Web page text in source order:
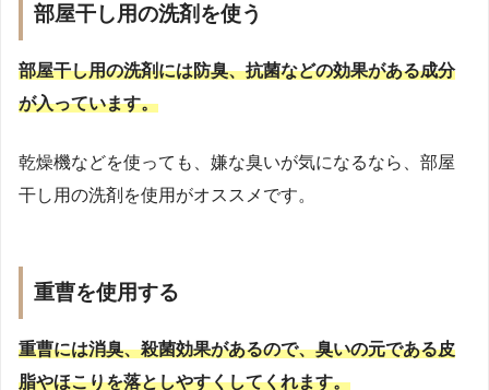
部屋干し用の洗剤を使う
部屋干し用の洗剤には防臭、抗菌などの効果がある成分
が入っています。
乾燥機などを使っても、嫌な臭いが気になるなら、部屋
干し用の洗剤を使用がオススメです。
重曹を使用する
重曹には消臭、殺菌効果があるので、臭いの元である皮
脂やほこりを落としやすくしてくれます。